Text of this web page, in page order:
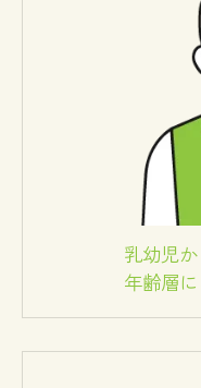
乳幼児
年齢層